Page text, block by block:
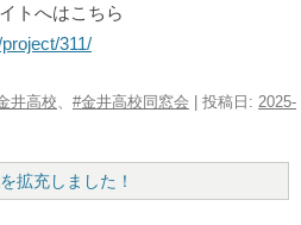
トへはこちら
311/
井高校 #金井高校同窓会 | 投稿日: 2025-
拡充しました！